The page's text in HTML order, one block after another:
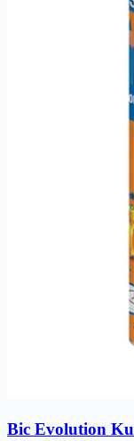
Bic Evolution